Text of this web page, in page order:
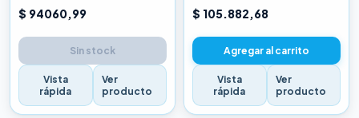
$ 94060,99
Sin stock
Vista
rápida
Ver
producto
$ 105.882,68
Agregar al carrito
Vista
rápida
Ver
producto